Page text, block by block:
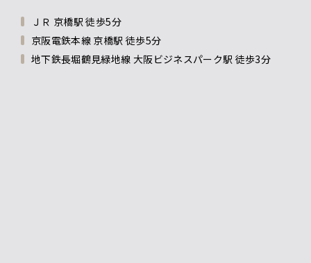
ＪＲ 京橋駅 徒歩5分
京阪電鉄本線 京橋駅 徒歩5分
地下鉄長堀鶴見緑地線 大阪ビジネスパーク駅 徒歩3分